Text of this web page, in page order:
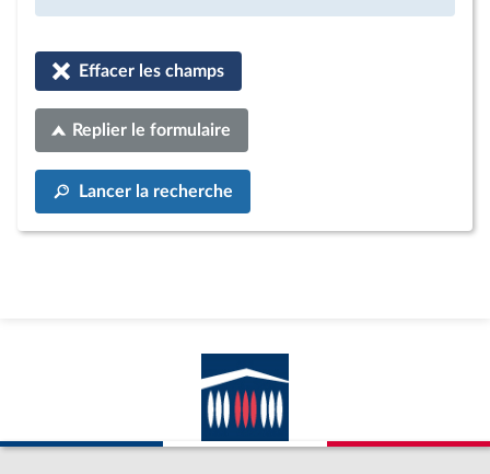
Effacer les champs
Replier le formulaire
Lancer la recherche